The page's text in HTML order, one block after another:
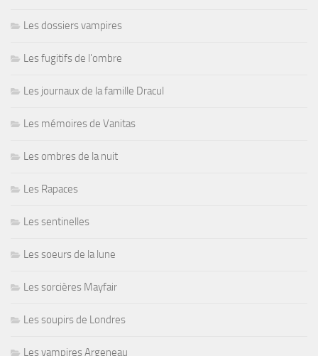
Les dossiers vampires
Les fugitifs de l'ombre
Les journaux de la famille Dracul
Les mémoires de Vanitas
Les ombres de la nuit
Les Rapaces
Les sentinelles
Les soeurs de la lune
Les sorcières Mayfair
Les soupirs de Londres
Les vampires Argeneau